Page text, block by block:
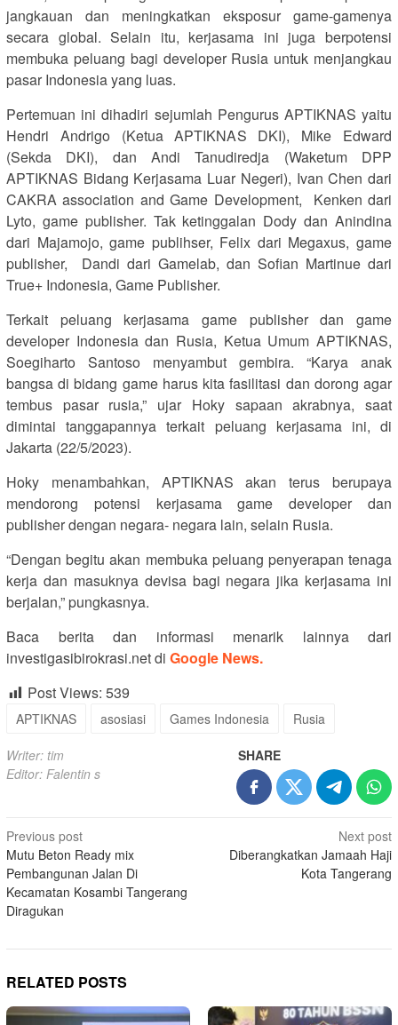
jangkauan dan meningkatkan eksposur game-gamenya
secara global. Selain itu, kerjasama ini juga berpotensi
membuka peluang bagi developer Rusia untuk menjangkau
pasar Indonesia yang luas.
Pertemuan ini dihadiri sejumlah Pengurus APTIKNAS yaitu
Hendri Andrigo (Ketua APTIKNAS DKI), Mike Edward
(Sekda DKI), dan Andi Tanudiredja (Waketum DPP
APTIKNAS Bidang Kerjasama Luar Negeri), Ivan Chen dari
CAKRA association and Game Development, Kenken dari
Lyto, game publisher. Tak ketinggalan Dody dan Anindina
dari Majamojo, game publihser, Felix dari Megaxus, game
publisher, Dandi dari Gamelab, dan Sofian Martinue dari
True+ Indonesia, Game Publisher.
Terkait peluang kerjasama game publisher dan game
developer Indonesia dan Rusia, Ketua Umum APTIKNAS,
Soegiharto Santoso menyambut gembira. “Karya anak
bangsa di bidang game harus kita fasilitasi dan dorong agar
tembus pasar rusia,” ujar Hoky sapaan akrabnya, saat
dimintai tanggapannya terkait peluang kerjasama ini, di
Jakarta (22/5/2023).
Hoky menambahkan, APTIKNAS akan terus berupaya
mendorong potensi kerjasama game developer dan
publisher dengan negara- negara lain, selain Rusia.
“Dengan begitu akan membuka peluang penyerapan tenaga
kerja dan masuknya devisa bagi negara jika kerjasama ini
berjalan,” pungkasnya.
Baca berita dan informasi menarik lainnya dari
investigasibirokrasi.net di Google News.
Post Views: 539
APTIKNAS asosiasi Games Indonesia Rusia
Writer: tim
Editor: Falentin s
SHARE
Post
navigation
Previous post
Mutu Beton Ready mix
Pembangunan Jalan Di
Kecamatan Kosambi Tangerang
Diragukan
Next post
Diberangkatkan Jamaah Haji
Kota Tangerang
RELATED POSTS